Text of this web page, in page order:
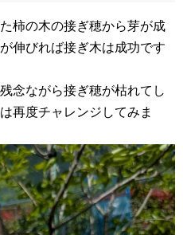
柿の木の接ぎ穂から芽が成
伸びれば接ぎ木は成功です
念ながら接ぎ穂が枯れてし
再度チャレンジしてみま